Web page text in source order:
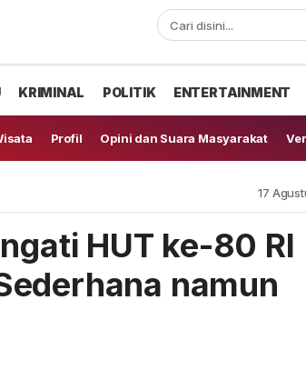
KRIMINAL POLITIK ENTERTAINMENT
Profil Opini dan Suara Masyarakat
17
HUT ke-80 RI
namun